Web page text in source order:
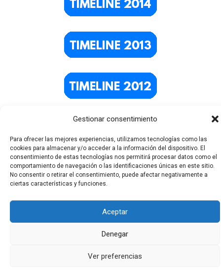
Gestionar consentimiento
Para ofrecer las mejores experiencias, utilizamos tecnologías como las
cookies para almacenar y/o acceder a la información del dispositivo. El
consentimiento de estas tecnologías nos permitirá procesar datos como el
comportamiento de navegación o las identificaciones únicas en este sitio.
No consentir o retirar el consentimiento, puede afectar negativamente a
ciertas características y funciones.
Aceptar
Denegar
Ver preferencias